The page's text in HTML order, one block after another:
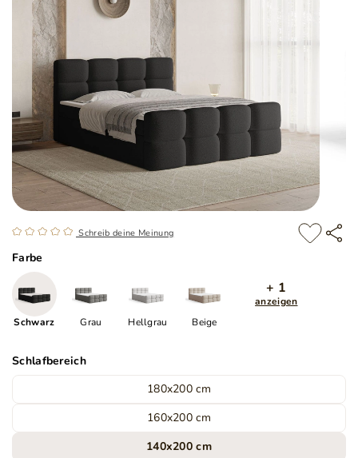
Schreib deine Meinung
Farbe
Schwarz Grau Hellgrau Beige
+ 1
anzeigen
Schlafbereich
180x200 cm
160x200 cm
140x200 cm